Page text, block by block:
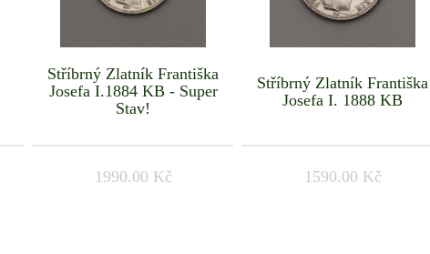
Stříbrný Zlatník Františka
Josefa I.1884 KB - Super
Stav!
1990.00 Kč
Stříbrný Zlatník Františka
Josefa I. 1888 KB
1590.00 Kč